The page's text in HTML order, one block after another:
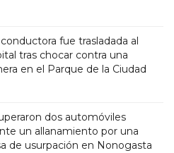
fue trasladada al
tras chocar contra una
en el Parque de la Ciudad
dos automóviles
un allanamiento por una
de usurpación en Nonogasta